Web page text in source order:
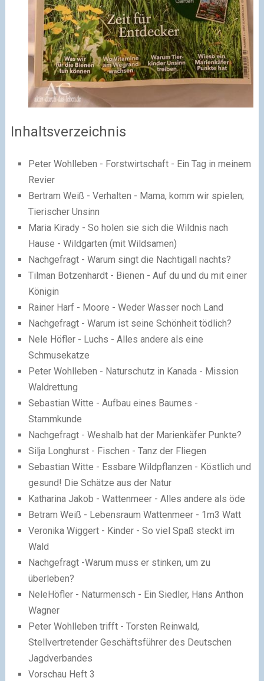
Inhaltsverzeichnis
Peter Wohlleben - Forstwirtschaft - Ein Tag in meinem
Revier
Bertram Weiß - Verhalten - Mama, komm wir spielen;
Tierischer Unsinn
Maria Kirady - So holen sie sich die Wildnis nach
Hause - Wildgarten (mit Wildsamen)
Nachgefragt - Warum singt die Nachtigall nachts?
Tilman Botzenhardt - Bienen - Auf du und du mit einer
Königin
Rainer Harf - Moore - Weder Wasser noch Land
Nachgefragt - Warum ist seine Schönheit tödlich?
Nele Höfler - Luchs - Alles andere als eine
Schmusekatze
Peter Wohlleben - Naturschutz in Kanada - Mission
Waldrettung
Sebastian Witte - Aufbau eines Baumes -
Stammkunde
Nachgefragt - Weshalb hat der Marienkäfer Punkte?
Silja Longhurst - Fischen - Tanz der Fliegen
Sebastian Witte - Essbare Wildpflanzen - Köstlich und
gesund! Die Schätze aus der Natur
Katharina Jakob - Wattenmeer - Alles andere als öde
Betram Weiß - Lebensraum Wattenmeer - 1m3 Watt
Veronika Wiggert - Kinder - So viel Spaß steckt im
Wald
Nachgefragt -Warum muss er stinken, um zu
überleben?
NeleHöfler - Naturmensch - Ein Siedler, Hans Anthon
Wagner
Peter Wohlleben trifft - Torsten Reinwald,
Stellvertretender Geschäftsführer des Deutschen
Jagdverbandes
Vorschau Heft 3